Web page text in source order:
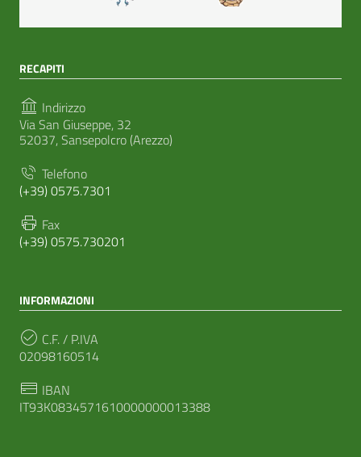
RECAPITI
Indirizzo
Via San Giuseppe, 32
52037, Sansepolcro (Arezzo)
Telefono
(+39) 0575.7301
Fax
(+39) 0575.730201
INFORMAZIONI
C.F. / P.IVA
02098160514
IBAN
IT93K0834571610000000013388